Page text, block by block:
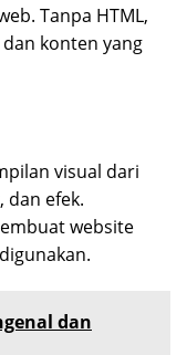
Tanpa HTML,
konten yang
visual dari
dan efek.
website
dan